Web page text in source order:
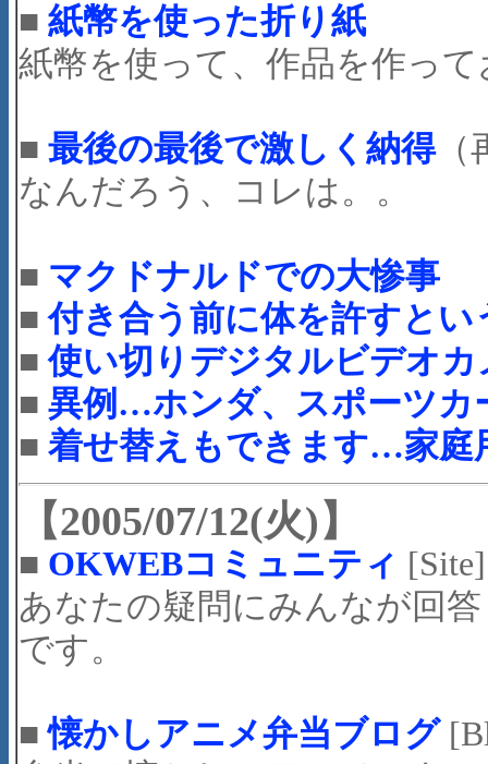
■ 紙幣を使った折り紙
紙幣を使って、作品を作っ
■ 最後の最後で激しく納得（
なんだろう、コレは。。
■ マクドナルドでの大惨事
■付き合う前に体を許すとい
■使い切りデジタルビデオ
■ 異例…ホンダ、スポーツカ
■ 着せ替えもできます…家庭
【2005/07/12(火)】
■ OKWEBコミュニティ [Site]
あなたの疑問にみんなが回
です。
■懐かしアニメ弁当ブログ